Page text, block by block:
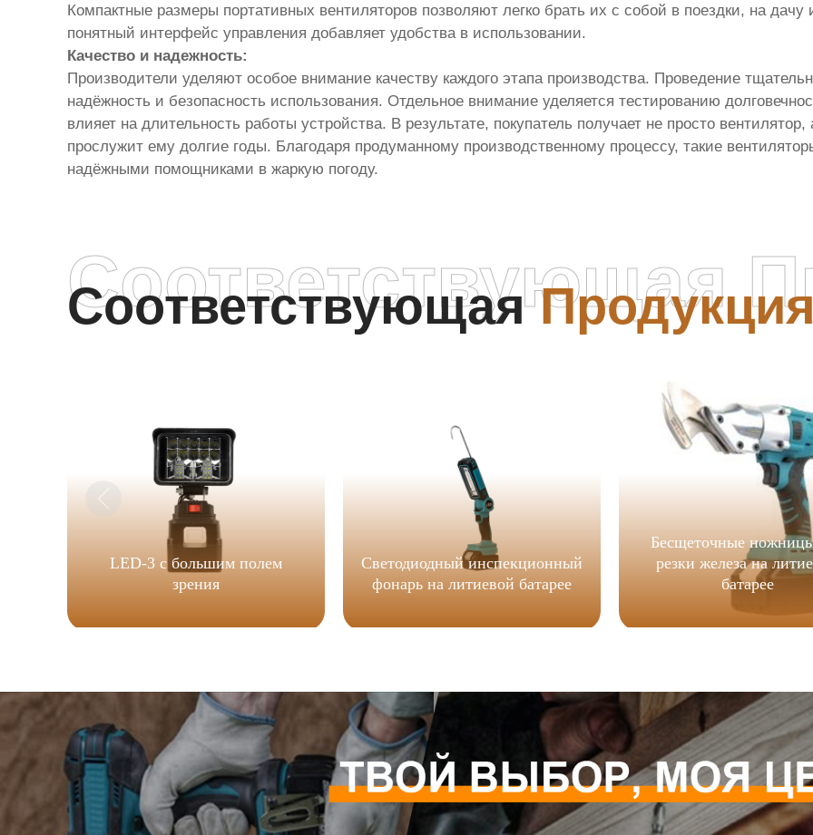
Компактные размеры портативных вентиляторов позволяют легко брать их с собой в поездки, на
понятный интерфейс управления добавляет удобства в использовании.
Качество и надежность:
Производители уделяют особое внимание качеству каждого этапа производства. Проведение
надёжность и безопасность использования. Отдельное внимание уделяется тестированию
влияет на длительность работы устройства. В результате, покупатель получает не просто
прослужит ему долгие годы. Благодаря продуманному производственному процессу, такие
надёжными помощниками в жаркую погоду.
Соответствующая
Соответствующая
LED-3 с большим полем
зрения
Светодиодный инспекционный
фонарь на литиевой батарее
Бесщеточные
резки железа на
батарее